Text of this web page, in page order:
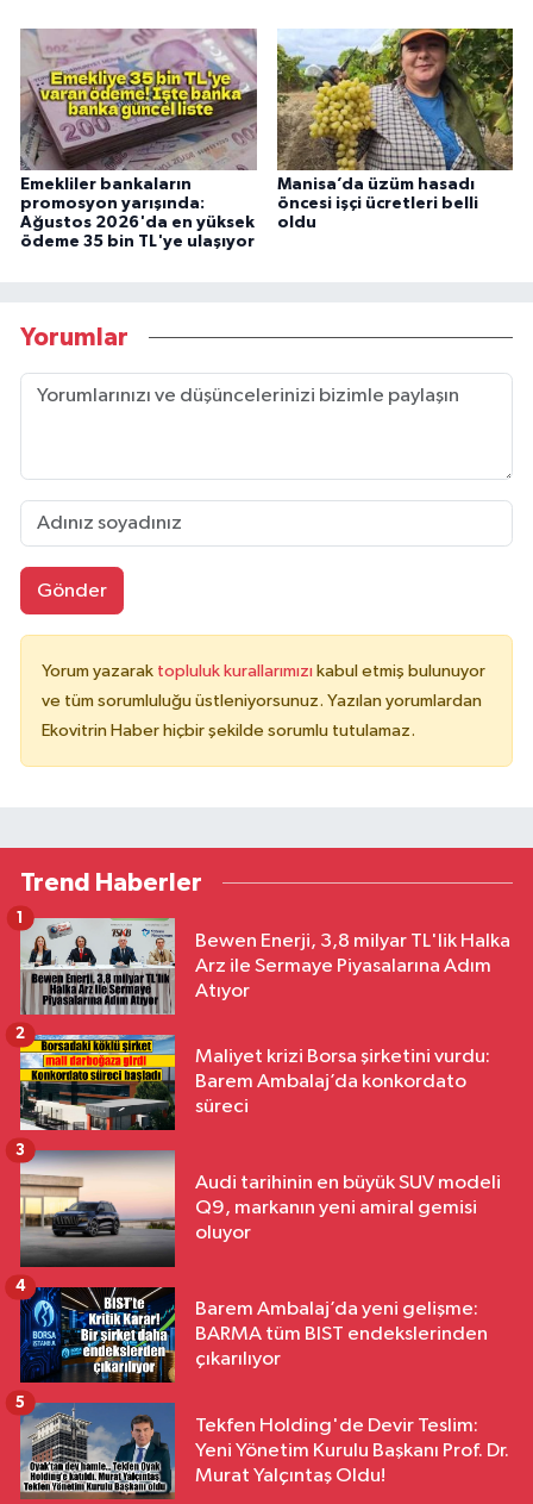
Emekliler bankaların
promosyon yarışında:
Ağustos 2026'da en yüksek
ödeme 35 bin TL'ye ulaşıyor
Manisa’da üzüm hasadı
öncesi işçi ücretleri belli
oldu
Yorumlar
Gönder
Yorum yazarak topluluk kurallarımızı kabul etmiş bulunuyor
ve tüm sorumluluğu üstleniyorsunuz. Yazılan yorumlardan
Ekovitrin Haber hiçbir şekilde sorumlu tutulamaz.
Trend Haberler
Bewen Enerji, 3,8 milyar TL'lik Halka
Arz ile Sermaye Piyasalarına Adım
Atıyor
1
Maliyet krizi Borsa şirketini vurdu:
Barem Ambalaj’da konkordato
süreci
2
Audi tarihinin en büyük SUV modeli
Q9, markanın yeni amiral gemisi
oluyor
3
Barem Ambalaj’da yeni gelişme:
BARMA tüm BIST endekslerinden
çıkarılıyor
4
Tekfen Holding'de Devir Teslim:
Yeni Yönetim Kurulu Başkanı Prof. Dr.
Murat Yalçıntaş Oldu!
5